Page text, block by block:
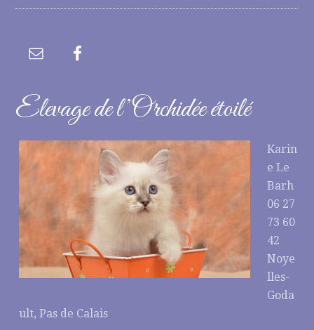
Elevage de l’Orchidée étoilé
Karin
e Le
Barh
06 27
73 60
42
Noye
lles-
Goda
ult, Pas de Calais